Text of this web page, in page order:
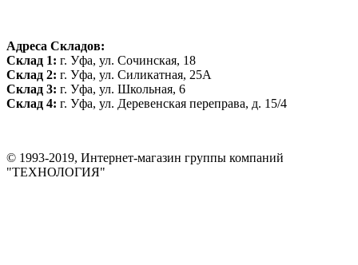
Адреса Складов:
Склад 1: г. Уфа, ул. Сочинская, 18
Склад 2: г. Уфа, ул. Силикатная, 25А
Склад 3: г. Уфа, ул. Школьная, 6
Склад 4: г. Уфа, ул. Деревенская переправа, д. 15/4
© 1993-2019, Интернет-магазин группы компаний
"ТЕХНОЛОГИЯ"